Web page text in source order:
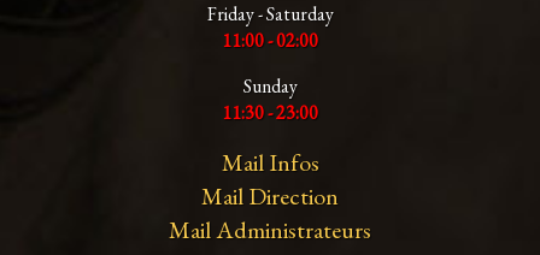
Friday - Saturday
11:00 - 02:00
Sunday
11:30 - 23:00
Mail Infos
Mail Direction
Mail Administrateurs